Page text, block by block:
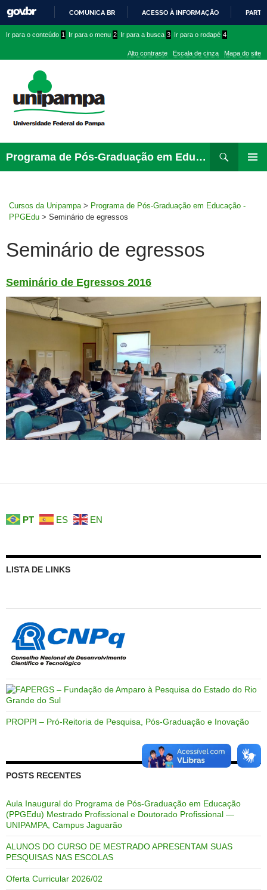
PARA
CONTEÚDO
COMUNICA BR ACESSO À INFORMAÇÃO
conteúdo
menu
superior
menu
Ir para o conteúdo 1 Ir para o menu 2 Ir para a busca 3 Ir para o rodapé 4
Alto contraste Escala de cinza Mapa do site
Programa de Pós-Graduação em Educação – PPGEdu
para
Cursos da Unipampa > Programa de Pós-Graduação em Educação -
PPGEdu > Seminário de egressos
Seminário de egressos
Seminário de Egressos 2016
PT ES EN
LISTA DE LINKS
PROPPI – Pró-Reitoria de Pesquisa, Pós-Graduação e Inovação
POSTS RECENTES
Aula Inaugural do Programa de Pós-Graduação em Educação
(PPGEdu) Mestrado Profissional e Doutorado Profissional —
UNIPAMPA, Campus Jaguarão
ALUNOS DO CURSO DE MESTRADO APRESENTAM SUAS
PESQUISAS NAS ESCOLAS
Oferta Curricular 2026/02